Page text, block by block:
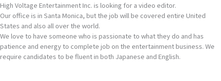
High Voltage Entertainment Inc. is looking for a video editor.
Our office is in Santa Monica, but the job will be covered entire United
States and also all over the world.
We love to have someone who is passionate to what they do and has
patience and energy to complete job on the entertainment business. We
require candidates to be fluent in both Japanese and English.